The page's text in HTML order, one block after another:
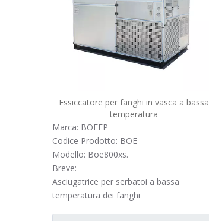
Essiccatore per fanghi in vasca a bassa
temperatura
Marca: BOEEP
Codice Prodotto: BOE
Modello: Boe800xs.
Breve:
Asciugatrice per serbatoi a bassa
temperatura dei fanghi